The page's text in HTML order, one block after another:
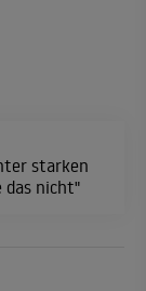
starken
das nicht"